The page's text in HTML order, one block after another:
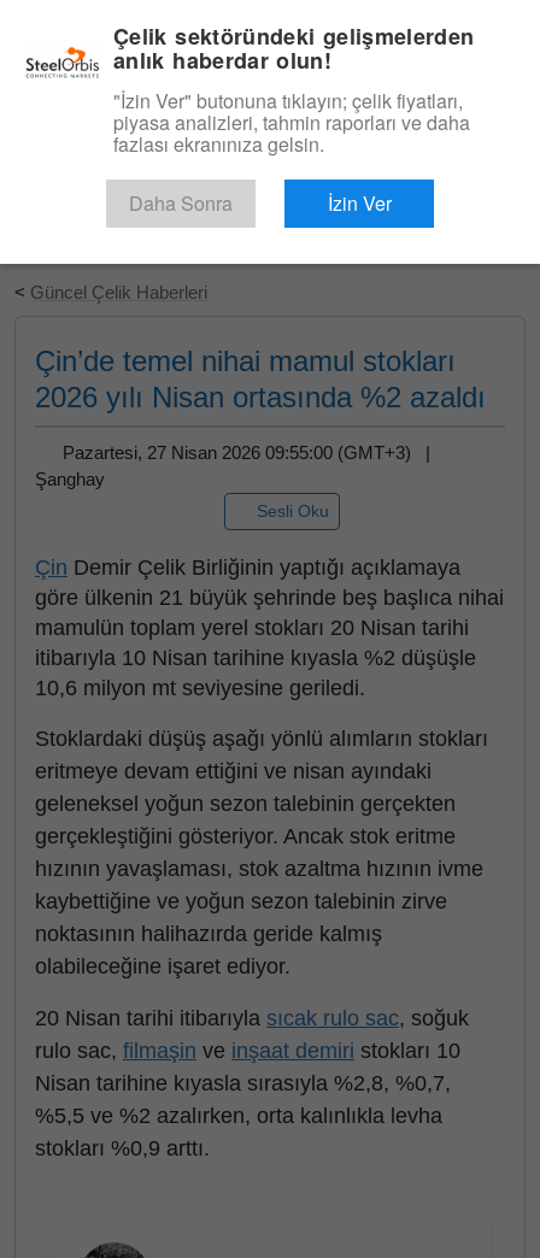
Ücretsiz Deneyin
< Güncel Çelik Haberleri
Çin’de temel nihai mamul stokları
2026 yılı Nisan ortasında %2 azaldı
Pazartesi, 27 Nisan 2026 09:55:00 (GMT+3) |
Şanghay
Sesli Oku
Çin Demir Çelik Birliğinin yaptığı açıklamaya
göre ülkenin 21 büyük şehrinde beş başlıca nihai
mamulün toplam yerel stokları 20 Nisan tarihi
itibarıyla 10 Nisan tarihine kıyasla %2 düşüşle
10,6 milyon mt seviyesine geriledi.
Stoklardaki düşüş aşağı yönlü alımların stokları
eritmeye devam ettiğini ve nisan ayındaki
geleneksel yoğun sezon talebinin gerçekten
gerçekleştiğini gösteriyor. Ancak stok eritme
hızının yavaşlaması, stok azaltma hızının ivme
kaybettiğine ve yoğun sezon talebinin zirve
noktasının halihazırda geride kalmış
olabileceğine işaret ediyor.
20 Nisan tarihi itibarıyla sıcak rulo sac, soğuk
rulo sac, filmaşin ve inşaat demiri stokları 10
Nisan tarihine kıyasla sırasıyla %2,8, %0,7,
%5,5 ve %2 azalırken, orta kalınlıkla levha
stokları %0,9 arttı.
Çelik sektöründeki gelişmelerden
anlık haberdar olun!
"İzin Ver" butonuna tıklayın; çelik fiyatları,
piyasa analizleri, tahmin raporları ve daha
fazlası ekranınıza gelsin.
Daha Sonra İzin Ver